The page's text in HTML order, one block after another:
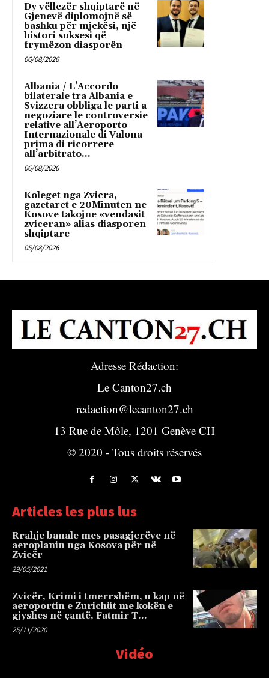
Dy vëllezër shqiptarë në
Gjenevë diplomojnë së
bashku për mjekësi, një
histori suksesi që
frymëzon diasporën
06/08/2026
Albania / L’Accordo
bilaterale tra Albania e
Svizzera obbliga le parti a
negoziare le controversie
relative all’Aeroporto
Internazionale di Valona
prima di ricorrere
all’arbitrato...
06/08/2026
Koleget nga Zvicra,
gazetaret e 20Minuten ne
Kosove takojne «vendasit
zviceran» alias diasporen
shqiptare
05/08/2026
Adresse Rédaction:
Le Canton27.ch
redaction@lecanton27.ch
13 Rue de Môle, 1201 Genève CH
© 2020 - Tous droits réservés
Articles les plus lus
Rrahje banale mes pasagjerëve në
aeroplanin nga Kosova për në
Zvicër
29/05/2021
Zvicër, Krimi i tmerrshëm, u kap në
aeroportin e Zurichüt me kokën e
gjyshes në çantë, Fatmir T…
25/11/2020
Vidéo